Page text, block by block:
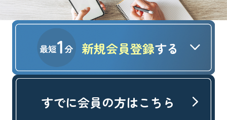
新規会員登録する
すでに会員の方はこちら